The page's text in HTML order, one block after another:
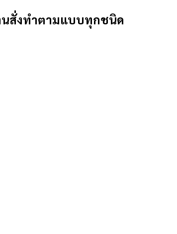
นสั่งทำตามแบบทุกชนิด